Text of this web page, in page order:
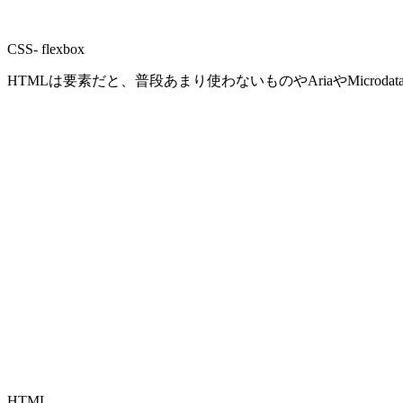
CSS- flexbox
HTMLは要素だと、普段あまり使わないものやAriaや